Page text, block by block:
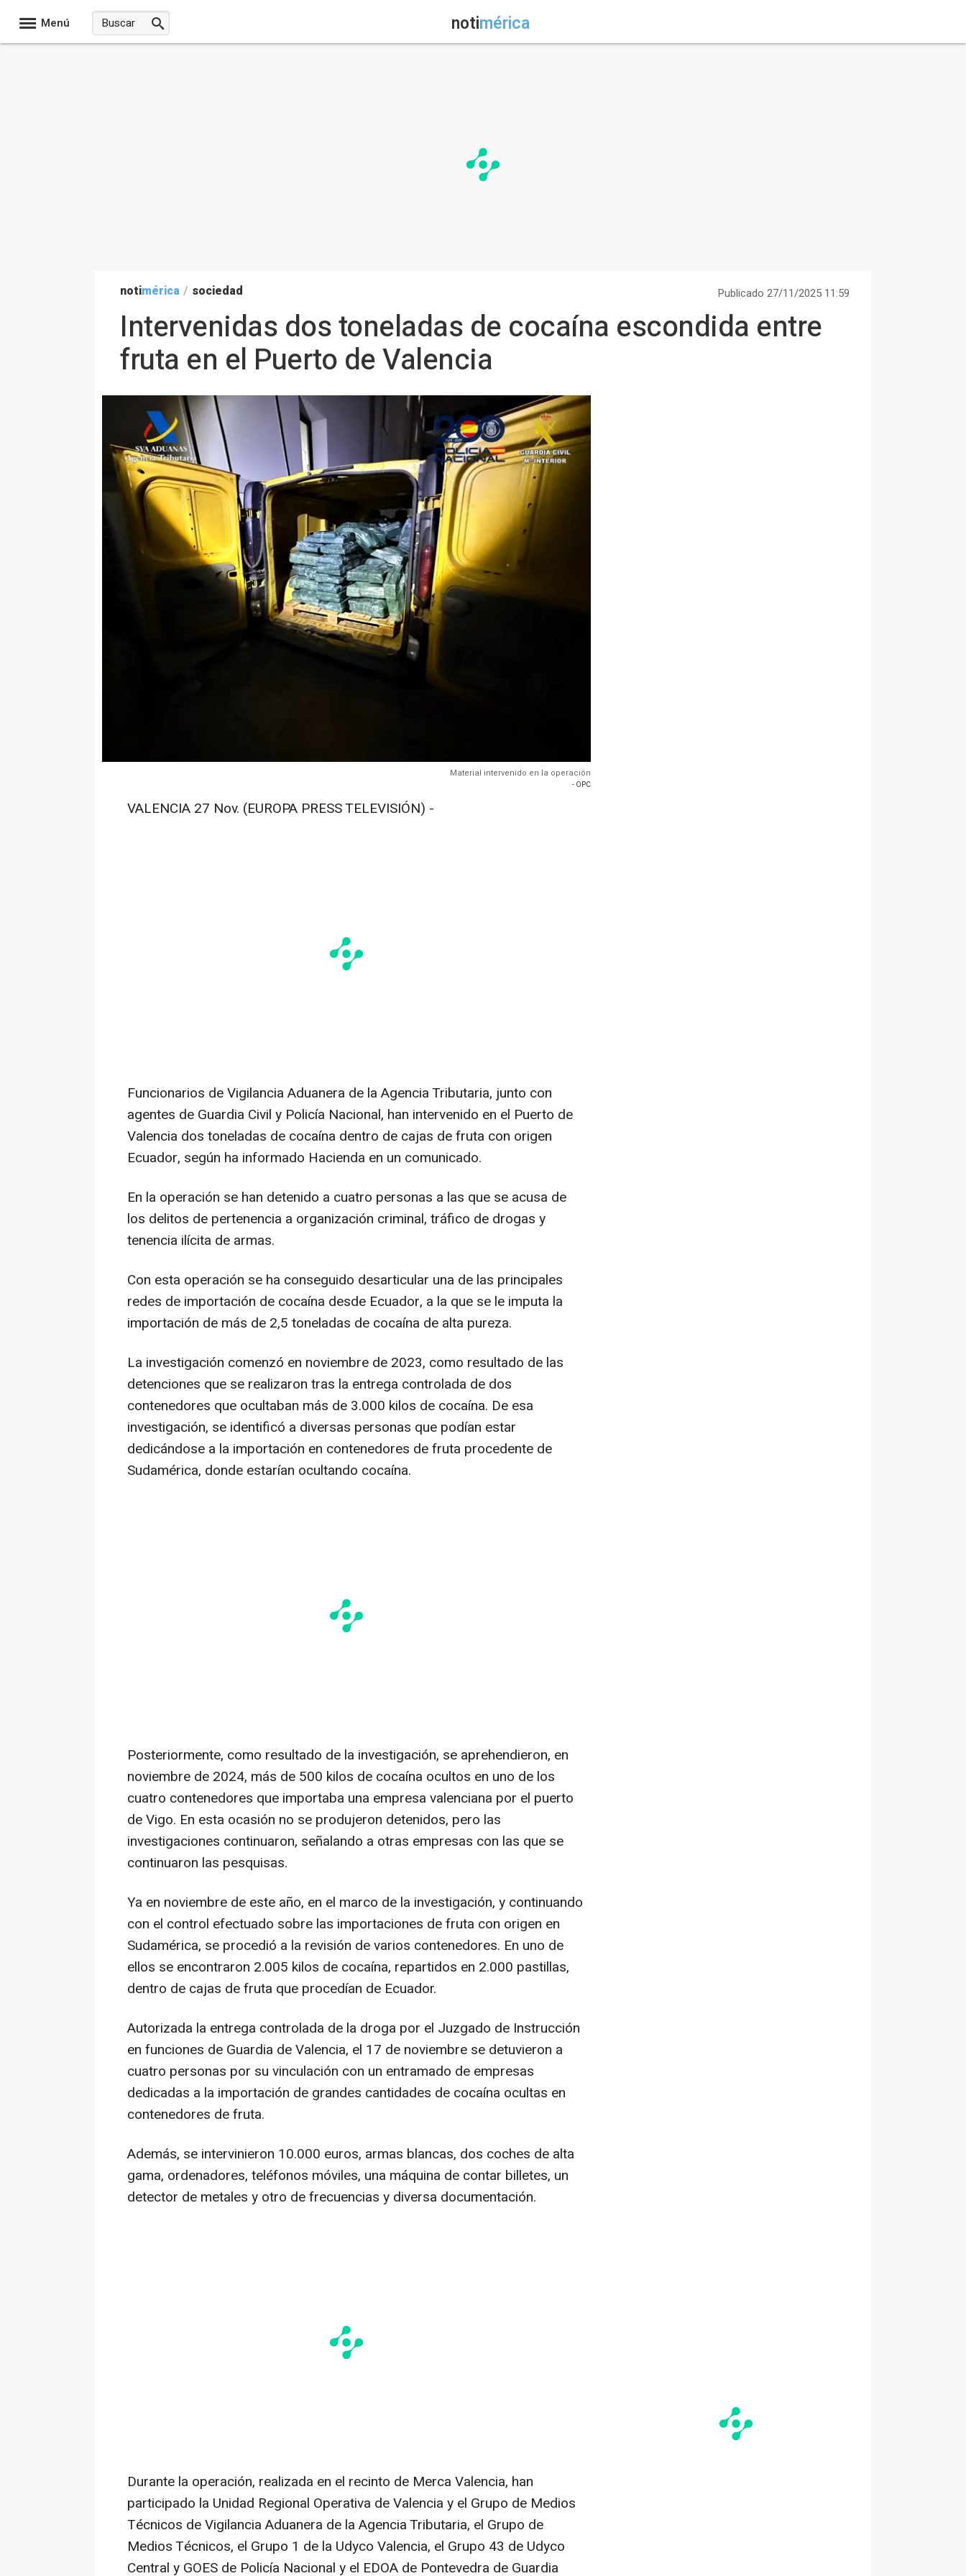
Menú notimérica
notimérica / sociedad Publicado 27/11/2025 11:59
Intervenidas dos toneladas de cocaína escondida entre
fruta en el Puerto de Valencia
Material intervenido en la operación
- OPC
VALENCIA 27 Nov. (EUROPA PRESS TELEVISIÓN) -
Funcionarios de Vigilancia Aduanera de la Agencia Tributaria, junto con
agentes de Guardia Civil y Policía Nacional, han intervenido en el Puerto de
Valencia dos toneladas de cocaína dentro de cajas de fruta con origen
Ecuador, según ha informado Hacienda en un comunicado.
En la operación se han detenido a cuatro personas a las que se acusa de
los delitos de pertenencia a organización criminal, tráfico de drogas y
tenencia ilícita de armas.
Con esta operación se ha conseguido desarticular una de las principales
redes de importación de cocaína desde Ecuador, a la que se le imputa la
importación de más de 2,5 toneladas de cocaína de alta pureza.
La investigación comenzó en noviembre de 2023, como resultado de las
detenciones que se realizaron tras la entrega controlada de dos
contenedores que ocultaban más de 3.000 kilos de cocaína. De esa
investigación, se identificó a diversas personas que podían estar
dedicándose a la importación en contenedores de fruta procedente de
Sudamérica, donde estarían ocultando cocaína.
Posteriormente, como resultado de la investigación, se aprehendieron, en
noviembre de 2024, más de 500 kilos de cocaína ocultos en uno de los
cuatro contenedores que importaba una empresa valenciana por el puerto
de Vigo. En esta ocasión no se produjeron detenidos, pero las
investigaciones continuaron, señalando a otras empresas con las que se
continuaron las pesquisas.
Ya en noviembre de este año, en el marco de la investigación, y continuando
con el control efectuado sobre las importaciones de fruta con origen en
Sudamérica, se procedió a la revisión de varios contenedores. En uno de
ellos se encontraron 2.005 kilos de cocaína, repartidos en 2.000 pastillas,
dentro de cajas de fruta que procedían de Ecuador.
Autorizada la entrega controlada de la droga por el Juzgado de Instrucción
en funciones de Guardia de Valencia, el 17 de noviembre se detuvieron a
cuatro personas por su vinculación con un entramado de empresas
dedicadas a la importación de grandes cantidades de cocaína ocultas en
contenedores de fruta.
Además, se intervinieron 10.000 euros, armas blancas, dos coches de alta
gama, ordenadores, teléfonos móviles, una máquina de contar billetes, un
detector de metales y otro de frecuencias y diversa documentación.
Durante la operación, realizada en el recinto de Merca Valencia, han
participado la Unidad Regional Operativa de Valencia y el Grupo de Medios
Técnicos de Vigilancia Aduanera de la Agencia Tributaria, el Grupo de
Medios Técnicos, el Grupo 1 de la Udyco Valencia, el Grupo 43 de Udyco
Central y GOES de Policía Nacional y el EDOA de Pontevedra de Guardia